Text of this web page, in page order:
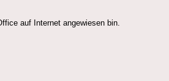
auf Internet angewiesen bin.